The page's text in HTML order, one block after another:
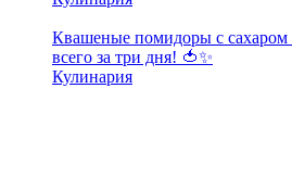
Квашеные помидоры с сахаром
всего за три дня! 🍅✨
Кулинария